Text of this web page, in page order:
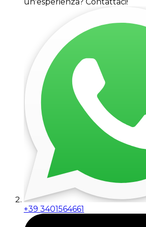
+39 3401564661